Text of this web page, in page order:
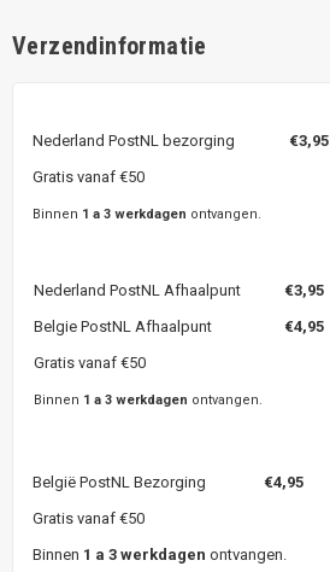
Verzendinformatie
Nederland PostNL bezorging €3,95
Gratis vanaf €50
Binnen 1 a 3 werkdagen ontvangen.
Nederland PostNL Afhaalpunt €3,95
Belgie PostNL Afhaalpunt
€4,95
Gratis vanaf €50
Binnen 1 a 3 werkdagen ontvangen.
België PostNL Bezorging €4,95
Gratis vanaf €50
Binnen 1 a 3 werkdagen ontvangen.